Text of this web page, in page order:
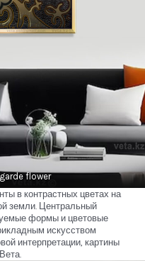
flower
в контрастных цветах на
земли. Центральный
формы и цветовые
искусством
интерпретации, картины